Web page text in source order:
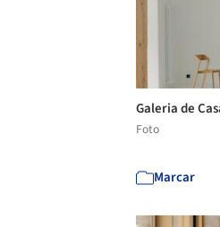
Galeria de
Foto
Marcar